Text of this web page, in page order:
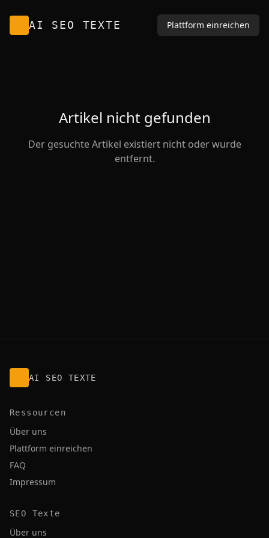
AI SEO TEXTE Plattform einreichen
Artikel nicht gefunden
Der gesuchte Artikel existiert nicht oder wurde
entfernt.
AI SEO TEXTE
Ressourcen
Über uns
Plattform einreichen
FAQ
Impressum
SEO Texte
Über uns